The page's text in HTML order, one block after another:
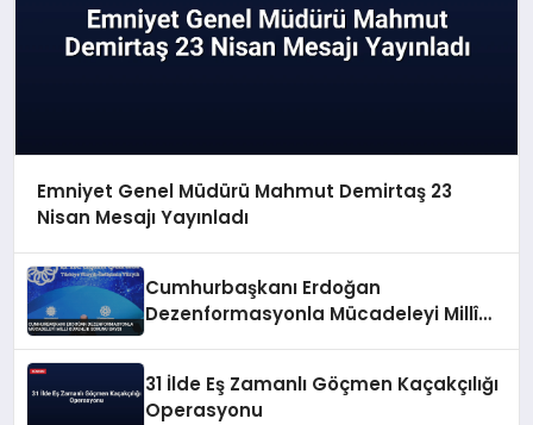
Emniyet Genel Müdürü Mahmut Demirtaş 23
Nisan Mesajı Yayınladı
Cumhurbaşkanı Erdoğan
Dezenformasyonla Mücadeleyi Millî
31 İlde Eş Zamanlı Göçmen Kaçakçılığı
Operasyonu